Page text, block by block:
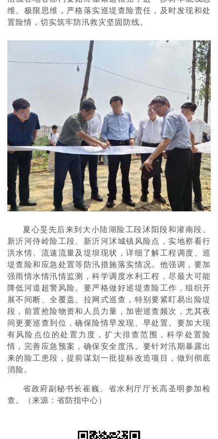
维、极限思维，严格落实巡堤查险责任，及时发现和处
置险情，切实筑牢防汛救灾坚固防线。
夏心旻先后来到大小陆湖险工段沭阳段和灌南段、
新沂河侍岭险工段、新沂河沭城镇风险点，实地察看行
洪水情、流速流量及堤坝现状，详细了解工程调度、巡
堤查险和应急处置等防汛措施落实情况。他强调，要加
强雨情水情汛情监测，科学调度水利工程，尽最大可能
降低河道超警风险。要严格做好巡堤查险工作，组织开
展不间断、全覆盖、拉网式巡查，特别要紧盯易出险堤
段，前置抢险物资和人员力量，加密巡查频次，尤其夜
间更要巡查到位，确保险情早发现、早处置。要加大现
有风险点位的处置力度，扩大排查范围，科学处置险
情，完善应急预案，确保安全度汛。要针对汛期暴露出
来的险工患段，提前谋划一批提标改造项目，做到彻底
消险。
省政府副秘书长崔巍、省水利厅厅长高圣明参加检
查。（来源：省防指中心）